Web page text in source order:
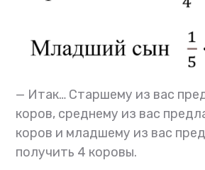
— Итак… Старшему из вас
коров, среднему из вас
коров и младшему из вас
получить 4 коровы.